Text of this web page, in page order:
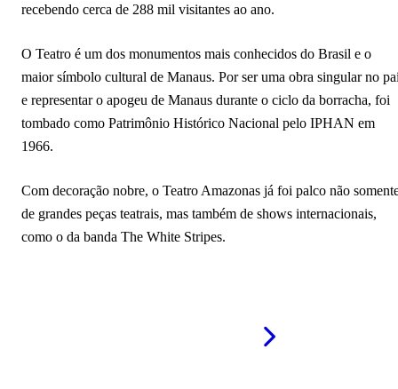
recebendo cerca de 288 mil visitantes ao ano.
O Teatro é um dos monumentos mais conhecidos do Brasil e o
maior símbolo cultural de Manaus. Por ser uma obra singular no
e representar o apogeu de Manaus durante o ciclo da borracha, foi
tombado como Patrimônio Histórico Nacional pelo IPHAN em
1966.
Com decoração nobre, o Teatro Amazonas já foi palco não
de grandes peças teatrais, mas também de shows internacionais,
como o da banda The White Stripes.